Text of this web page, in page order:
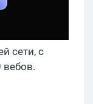
сети, с
вебов.